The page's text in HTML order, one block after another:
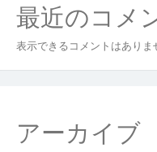
最近のコメ
表示できるコメントはありま
アーカイブ